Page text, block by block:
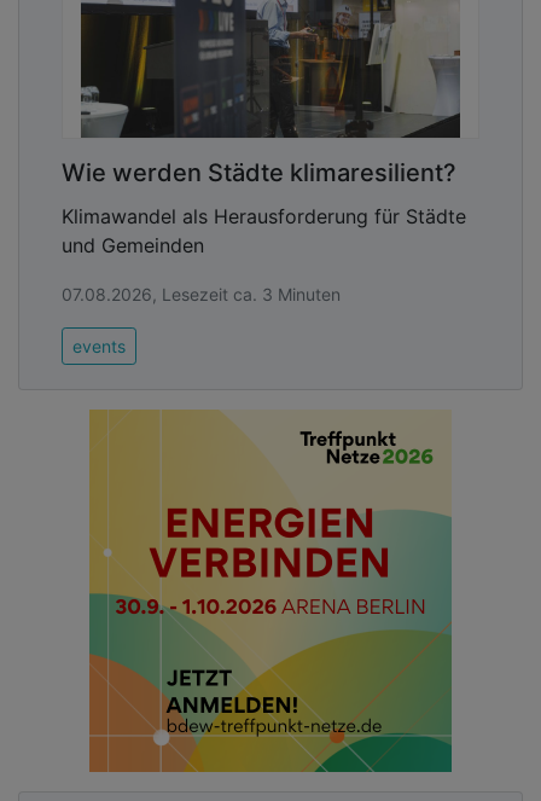
Wie werden Städte klimaresilient?
Klimawandel als Herausforderung für Städte
und Gemeinden
07.08.2026, Lesezeit ca. 3 Minuten
events